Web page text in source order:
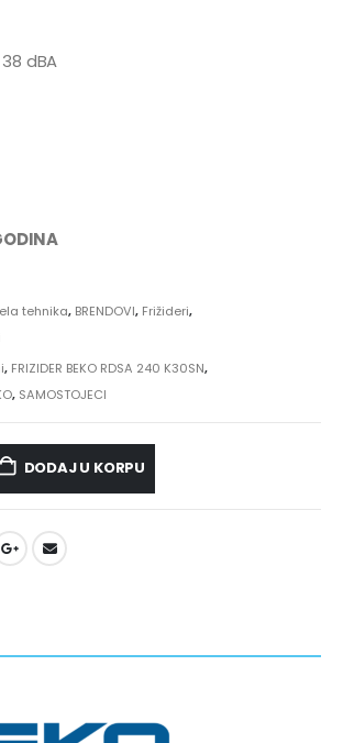
dBA
tehnika, BRENDOVI, Frižideri,
, FRIZIDER BEKO RDSA 240 K30SN,
, SAMOSTOJECI
DODAJ U KORPU